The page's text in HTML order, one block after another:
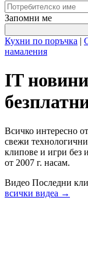
Запомни ме
Кухни по поръчка |
намаления
IT
Всичко интересно
свежи
клипове и игри без
от 2007 г. насам.
Видео Последни
всички видеа →